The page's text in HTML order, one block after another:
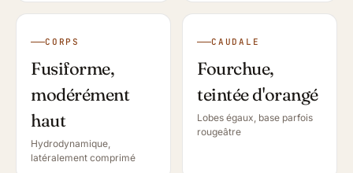
CORPS
Fusiforme,
modérément
haut
Hydrodynamique,
latéralement comprimé
CAUDALE
Fourchue,
teintée d'orangé
Lobes égaux, base parfois
rougeâtre